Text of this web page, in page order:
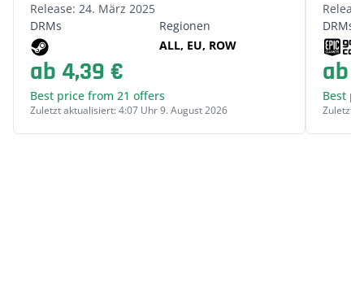
Release: 24. März 2025
DRMs
Regionen
ALL, EU, ROW
ab 4,39 €
Best price from 21 offers
Zuletzt aktualisiert: 4:07 Uhr 9. August 2026
DRMs
ab
Best
Zuletzt